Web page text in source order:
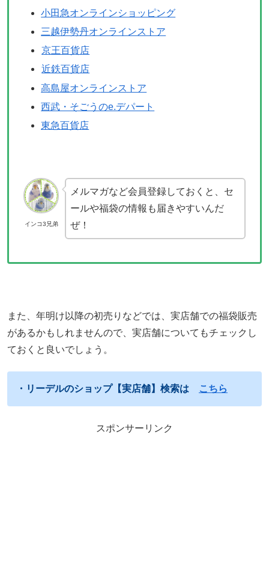
小田急オンラインショッピング
三越伊勢丹オンラインストア
京王百貨店
近鉄百貨店
高島屋オンラインストア
西武・そごうのe.デパート
東急百貨店
インコ3兄弟
メルマガなど会員登録しておくと、セ
ールや福袋の情報も届きやすいんだ
ぜ！
また、年明け以降の初売りなどでは、実店舗での福袋販売
があるかもしれませんので、実店舗についてもチェックし
ておくと良いでしょう。
・リーデルのショップ【実店舗】検索は こちら
スポンサーリンク